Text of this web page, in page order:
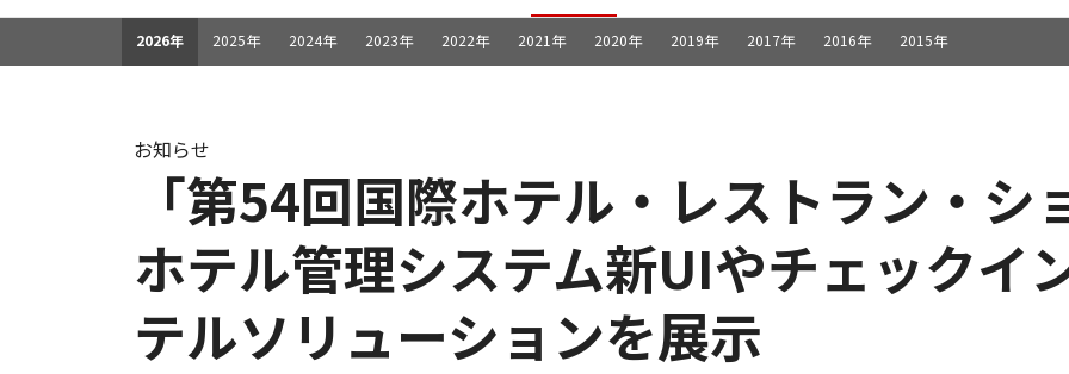
2026年 2025年 2024年 2023年 2022年 2021年 2020年 2019年 2017年 2016年 2015年
「第54回国際ホテル・レストラン・シ
ホテル管理システム新UIやチェックイ
テルソリューションを展示
お知らせ